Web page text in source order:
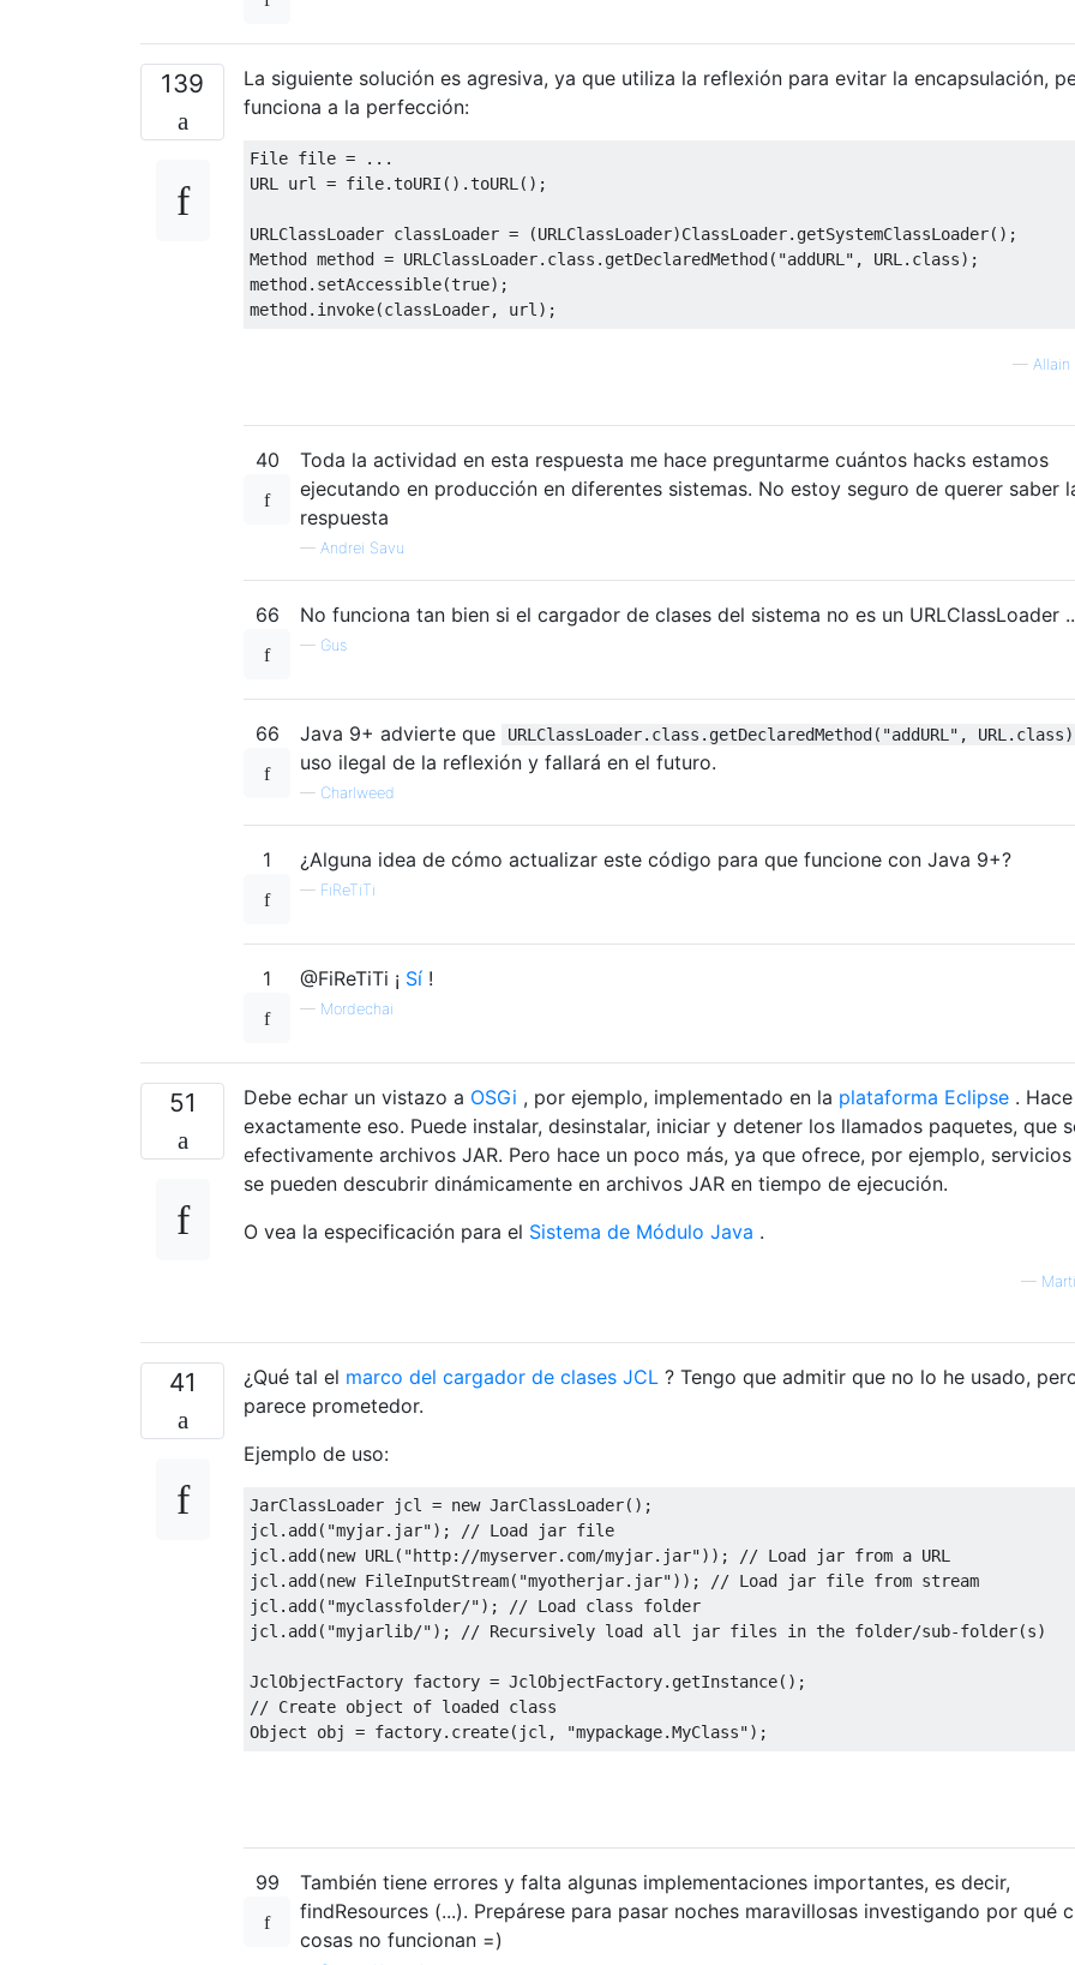
139
La siguiente solución es agresiva, ya que utiliza la reflexión para evitar la encapsulación,
funciona a la perfección:
File file =
...
URL url = file.toURI ().toURL ();
URLClassLoader classLoader = (URLClassLoader)ClassLoader. getSystemClassLoader();
Method method = URLClassLoader. class . getDeclaredMethod( "addURL" , URL . class);
method. setAccessible(true);
method. invoke(classLoader, url );
— Allain
40
Toda la actividad en esta respuesta me hace preguntarme cuántos hacks estamos
ejecutando en producción en diferentes sistemas. No estoy seguro de querer saber
respuesta
— Andrei Savu
66 No funciona tan bien si el cargador de clases del sistema no es un URLClassLoader
— Gus
66 Java 9+ advierte que URLClassLoader.class.getDeclaredMethod("addURL", URL.class)
uso ilegal de la reflexión y fallará en el futuro.
— Charlweed
1 ¿Alguna idea de cómo actualizar este código para que funcione con Java 9+?
— FiReTiTi
1 @FiReTiTi ¡ Sí !
— Mordechai
51 Debe echar un vistazo a OSGi , por ejemplo, implementado en la plataforma Eclipse . Hace
exactamente eso. Puede instalar, desinstalar, iniciar y detener los llamados paquetes, que
efectivamente archivos JAR. Pero hace un poco más, ya que ofrece, por ejemplo,
se pueden descubrir dinámicamente en archivos JAR en tiempo de ejecución.
O vea la especificación para el Sistema de Módulo Java .
—
41 ¿Qué tal el marco del cargador de clases JCL ? Tengo que admitir que no lo he usado,
parece prometedor.
Ejemplo de uso:
JarClassLoader jcl = new JarClassLoader();
jcl . add( "myjar.jar");
// Load jar file
jcl . add(new URL ( "http://myserver.com/myjar.jar"));
// Load jar from a URL
jcl . add(new FileInputStream( "myotherjar.jar"));
// Load jar file from stream
jcl . add( "myclassfolder/");
// Load class folder
jcl . add( "myjarlib/"); // Recursively load all jar files in the folder/sub-folder(s)
JclObjectFactory factory = JclObjectFactory. getInstance();
// Create object of loaded class
Object obj = factory. create( jcl , "mypackage.MyClass");
99
También tiene errores y falta algunas implementaciones importantes, es decir,
findResources (...). Prepárese para pasar noches maravillosas investigando por qué
cosas no funcionan =)